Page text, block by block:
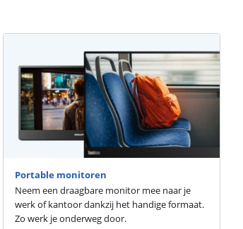
Portable monitoren
Neem een draagbare monitor mee naar je
werk of kantoor dankzij het handige formaat.
Zo werk je onderweg door.